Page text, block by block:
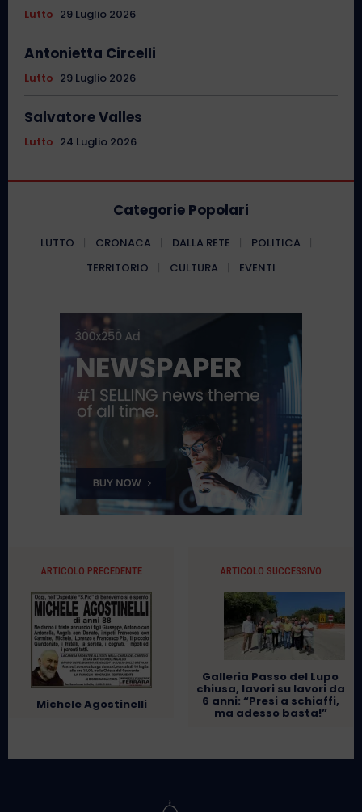
Lutto 29 Luglio 2026
Antonietta Circelli
Lutto 29 Luglio 2026
Salvatore Valles
Lutto 24 Luglio 2026
Categorie Popolari
LUTTO CRONACA DALLA RETE
POLITICA
TERRITORIO
CULTURA EVENTI
ARTICOLO PRECEDENTE
Michele Agostinelli
ARTICOLO SUCCESSIVO
Galleria Passo del Lupo
chiusa, lavori su lavori da
6 anni: “Presi a schiaffi,
ma adesso basta!”